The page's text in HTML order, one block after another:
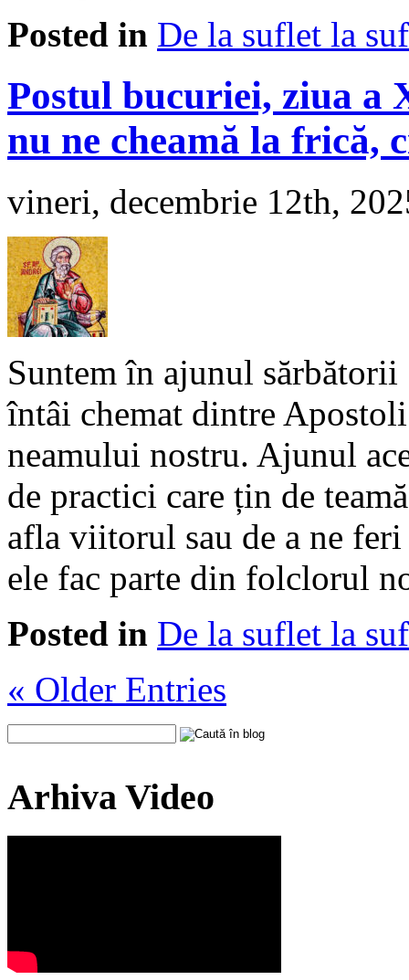
Posted in De la suflet la
Postul bucuriei, ziua a
nu ne cheamă la frică,
vineri, decembrie 12th,
Suntem în ajunul
întâi chemat dintre
neamului nostru. Ajunul
de practici care țin de
afla viitorul sau de a ne
ele fac parte din folclorul
Posted in De la suflet la
« Older Entries
Arhiva Video